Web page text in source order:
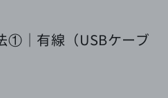
①｜有線（USBケーブ